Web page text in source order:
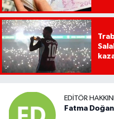
EDITÖR
Fatma